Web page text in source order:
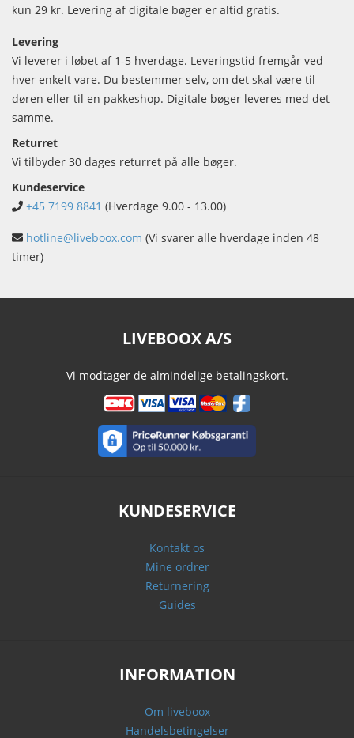
kun 29 kr. Levering af digitale bøger er altid gratis.
Levering
Vi leverer i løbet af 1-5 hverdage. Leveringstid fremgår ved
hver enkelt vare. Du bestemmer selv, om det skal være til
døren eller til en pakkeshop. Digitale bøger leveres med det
samme.
Returret
Vi tilbyder 30 dages returret på alle bøger.
Kundeservice
+45 7199 8841 (Hverdage 9.00 - 13.00)
hotline@liveboox.com (Vi svarer alle hverdage inden 48
timer)
LIVEBOOX A/S
Vi modtager de almindelige betalingskort.
KUNDESERVICE
Kontakt os
Mine ordrer
Returnering
Guides
INFORMATION
Om liveboox
Handelsbetingelser